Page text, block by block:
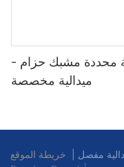
محددة مشبك حزام -
ميدالية مخصصة